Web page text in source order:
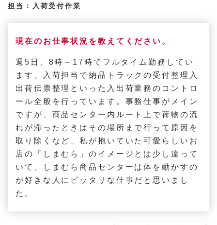
担当：入荷受付作業
現在のお仕事状況を教えてください。
週5日、8時～17時でフルタイム勤務してい
ます。入荷担当で納品トラックの受付整理入
出荷伝票整理といった入出荷業務のコントロ
ール全般を行っています。事務仕事がメイン
ですが、商品センター内ルート上で荷物の流
れが滞ったときはその場所まで行って原因を
取り除くなど、私が抱いていた可愛らしいお
店の「しまむら」のイメージとは少し違って
いて、しまむら商品センターは体を動かすの
が好きな人にピッタリな仕事だと思いまし
た。